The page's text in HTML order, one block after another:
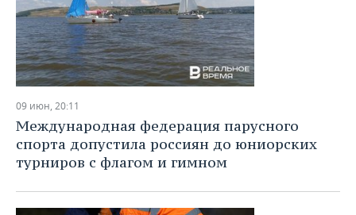
09 июн, 20:11
Международная федерация парусного
спорта допустила россиян до юниорских
турниров с флагом и гимном